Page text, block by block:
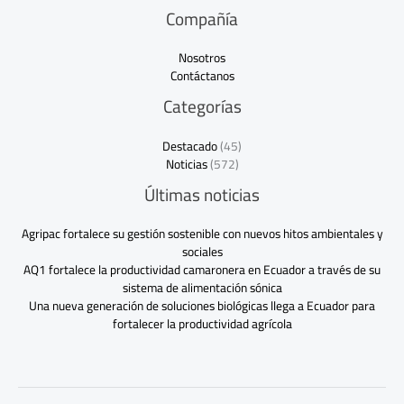
Compañía
Nosotros
Contáctanos
Categorías
Destacado(45)
Noticias(572)
Últimas noticias
Agripac fortalece su gestión sostenible con nuevos hitos ambientales y
sociales
AQ1 fortalece la productividad camaronera en Ecuador a través de su
sistema de alimentación sónica
Una nueva generación de soluciones biológicas llega a Ecuador para
fortalecer la productividad agrícola